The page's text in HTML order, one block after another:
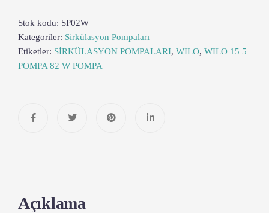
Stok kodu: SP02W
Kategoriler: Sirkülasyon Pompaları
Etiketler: SİRKÜLASYON POMPALARI, WILO, WILO 15 5
POMPA 82 W POMPA
Açıklama